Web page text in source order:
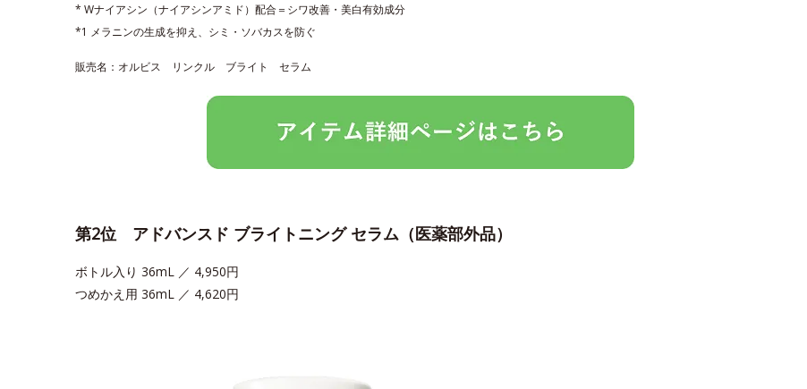
* Wナイアシン（ナイアシンアミド）配合＝シワ改善・美白有効成分
*1 メラニンの生成を抑え、シミ・ソバカスを防ぐ
販売名：オルビス リンクル ブライト セラム
第2位 アドバンスド ブライトニング セラム（医薬部外品）
ボトル入り 36mL ／ 4,950円
つめかえ用 36mL ／ 4,620円